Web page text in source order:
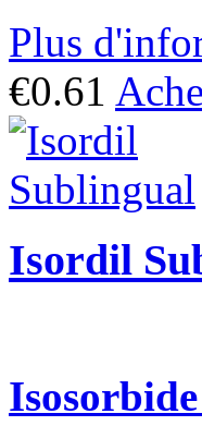
Plus
€0.61
Isordil